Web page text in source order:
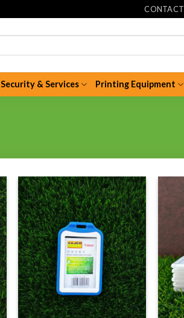
CONTACT
Security & Services Printing Equipment